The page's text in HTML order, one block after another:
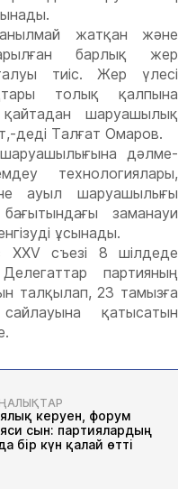
жатқан және
барлық жер
тиіс. Жер үлесі
толық қалпына
шаруашылық
деді Талғат Омаров.
дәлме-
технологиялары,
ауыл шаруашылығы
заманауи
ұсынады.
съезі 8 шілдеде
партияның
талқылап, 23 тамызға
қатысатын
керуен, форум
сын: партиялардың
бір күн қалай өтті